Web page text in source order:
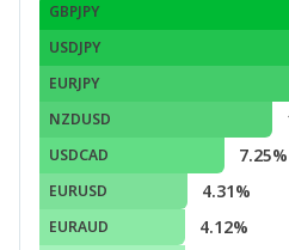
GBPJPY
USDJPY
EURJPY
NZDUSD
USDCAD 7.25%
EURUSD 4.31%
EURAUD 4.12%